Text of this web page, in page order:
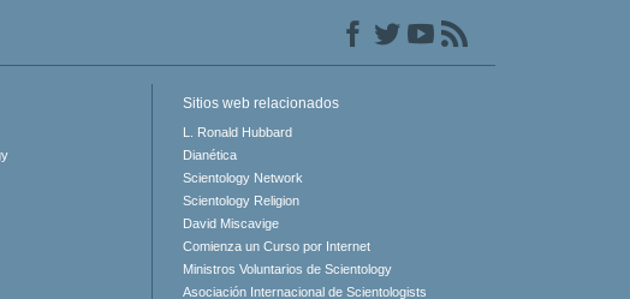
Sitios web relacionados
L. Ronald Hubbard
Dianética
Scientology Network
Scientology Religion
David Miscavige
Comienza un Curso por Internet
Ministros Voluntarios de Scientology
Asociación Internacional de Scientologists